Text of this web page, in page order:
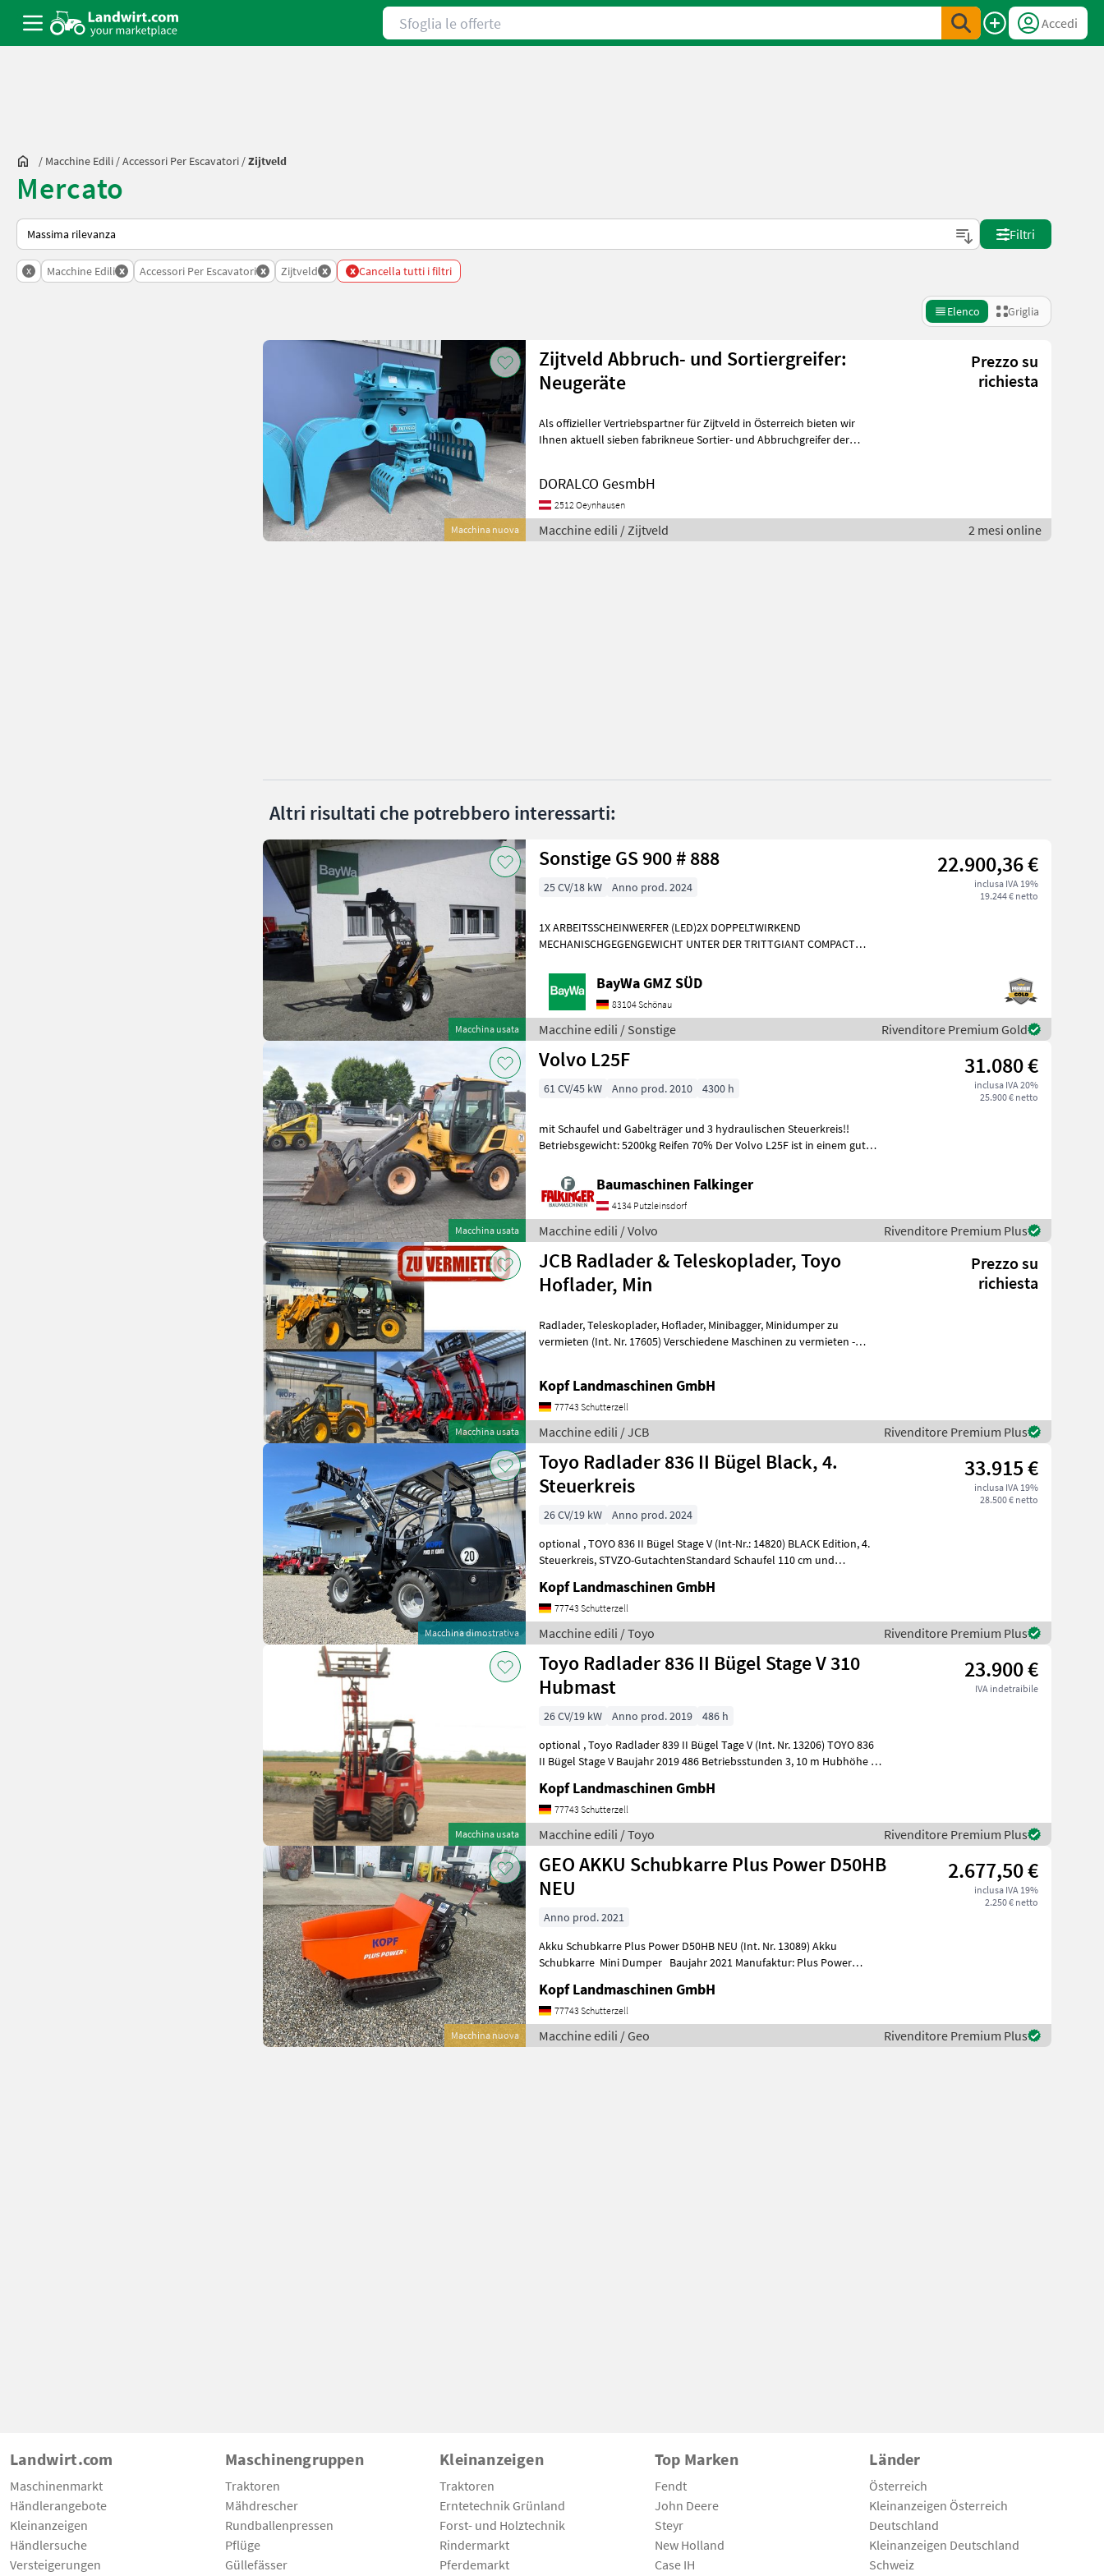
Sfoglia le offerte
Accedi
/ Macchine Edili /Accessori Per Escavatori /Zijtveld
Mercato
Ecco come viene ordinato su Landwirt.com
Filtri
x Macchine Edili x Accessori Per Escavatori x Zijtveld x x Cancella tutti i filtri
Elenco Griglia
Macchina nuova
Zijtveld Abbruch- und Sortiergreifer:
Neugeräte
Prezzo su
richiesta
Als offizieller Vertriebspartner für Zijtveld in Österreich bieten wir
Ihnen aktuell sieben fabrikneue Sortier- und Abbruchgreifer der
DORALCO GesmbH
2512 Oeynhausen
Macchine edili / Zijtveld 2 mesi online
Altri risultati che potrebbero interessarti:
Macchina usata
Sonstige GS 900 # 888 22.900,36 €
inclusa IVA 19%
19.244 € netto
25 CV/18 kW Anno prod. 2024
1X ARBEITSSCHEINWERFER (LED)2X DOPPELTWIRKEND
MECHANISCHGEGENGEWICHT UNTER DER TRITTGIANT COMPACT
Dreizylinderdieselmotor, Typ
BayWa GMZ SÜD
83104 Schönau
Macchine edili / Sonstige Rivenditore Premium Gold
Macchina usata
Volvo L25F 31.080 €
inclusa IVA 20%
25.900 € netto
61 CV/45 kW Anno prod. 2010 4300 h
mit Schaufel und Gabelträger und 3 hydraulischen Steuerkreis!!
Betriebsgewicht: 5200kg Reifen 70% Der Volvo L25F ist in einem guten
Baumaschinen Falkinger
4134 Putzleinsdorf
Macchine edili / Volvo Rivenditore Premium Plus
Macchina usata
JCB Radlader & Teleskoplader, Toyo
Hoflader, Min
Prezzo su
richiesta
Radlader, Teleskoplader, Hoflader, Minibagger, Minidumper zu
vermieten (Int. Nr. 17605) Verschiedene Maschinen zu vermieten -
Kopf Landmaschinen GmbH
77743 Schutterzell
Macchine edili / JCB Rivenditore Premium Plus
Macchina dimostrativa
Toyo Radlader 836 II Bügel Black, 4.
Steuerkreis
33.915 €
inclusa IVA 19%
28.500 € netto
26 CV/19 kW
Anno prod. 2024
optional , TOYO 836 II Bügel Stage V (Int-Nr.: 14820) BLACK Edition, 4.
Steuerkreis, STVZO-GutachtenStandard Schaufel 110 cm und
Kopf Landmaschinen GmbH
77743 Schutterzell
Macchine edili / Toyo Rivenditore Premium Plus
Macchina usata
Toyo Radlader 836 II Bügel Stage V 310
Hubmast
23.900 €
IVA indetraibile
26 CV/19 kW Anno prod. 2019
486 h
optional , Toyo Radlader 839 II Bügel Tage V (Int. Nr. 13206) TOYO 836
II Bügel Stage V Baujahr 2019 486 Betriebsstunden 3, 10 m Hubhöhe /
Kopf Landmaschinen GmbH
77743 Schutterzell
Macchine edili / Toyo Rivenditore Premium Plus
Macchina nuova
GEO AKKU Schubkarre Plus Power D50HB
NEU
2.677,50 €
inclusa IVA 19%
2.250 € netto
Anno prod. 2021
Akku Schubkarre Plus Power D50HB NEU (Int. Nr. 13089) Akku
Schubkarre Mini Dumper Baujahr 2021 Manufaktur: Plus Power
Kopf Landmaschinen GmbH
77743 Schutterzell
Macchine edili / Geo Rivenditore Premium Plus
Landwirt.com
Maschinenmarkt
Händlerangebote
Kleinanzeigen
Händlersuche
Versteigerungen
Maschinengruppen
Traktoren
Mähdrescher
Rundballenpressen
Pflüge
Güllefässer
Kleinanzeigen
Traktoren
Erntetechnik Grünland
Forst- und Holztechnik
Rindermarkt
Pferdemarkt
Top Marken
Fendt
John Deere
Steyr
New Holland
Case IH
Länder
Österreich
Kleinanzeigen Österreich
Deutschland
Kleinanzeigen Deutschland
Schweiz